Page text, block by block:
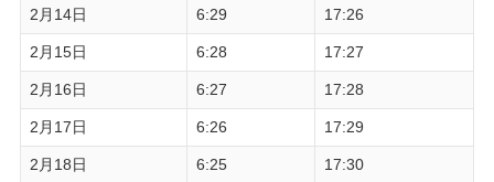
2月14日 6:29 17:26
2月15日 6:28 17:27
2月16日 6:27 17:28
2月17日 6:26 17:29
2月18日 6:25 17:30